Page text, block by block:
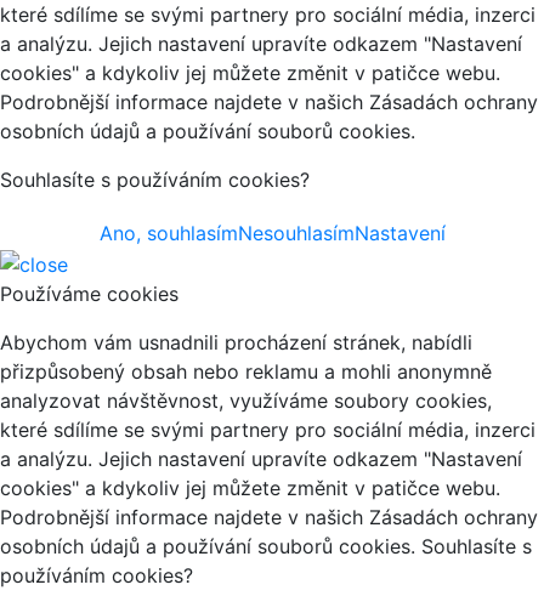
které sdílíme se svými partnery pro sociální média, inzerci
a analýzu. Jejich nastavení upravíte odkazem "Nastavení
cookies" a kdykoliv jej můžete změnit v patičce webu.
Podrobnější informace najdete v našich Zásadách ochrany
osobních údajů a používání souborů cookies.
Souhlasíte s používáním cookies?
Ano, souhlasímNesouhlasímNastavení
Používáme cookies
Abychom vám usnadnili procházení stránek, nabídli
přizpůsobený obsah nebo reklamu a mohli anonymně
analyzovat návštěvnost, využíváme soubory cookies,
které sdílíme se svými partnery pro sociální média, inzerci
a analýzu. Jejich nastavení upravíte odkazem "Nastavení
cookies" a kdykoliv jej můžete změnit v patičce webu.
Podrobnější informace najdete v našich Zásadách ochrany
osobních údajů a používání souborů cookies. Souhlasíte s
používáním cookies?